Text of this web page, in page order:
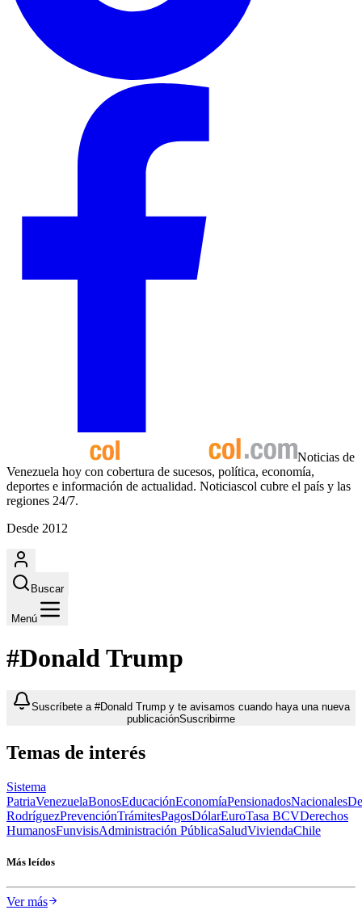
Noticias de
Venezuela hoy con cobertura de sucesos, política, economía,
deportes e información de actualidad. Noticiascol cubre el país y las
regiones 24/7.
Desde 2012
Buscar
Menú
#Donald Trump
Suscríbete a #Donald Trump y te avisamos cuando haya una nueva
publicaciónSuscribirme
Temas de interés
Sistema
PatriaVenezuelaBonosEducaciónEconomíaPensionadosNacionales
RodríguezPrevenciónTrámitesPagosDólarEuroTasa BCVDerechos
HumanosFunvisisAdministración PúblicaSaludViviendaChile
Más leídos
Ver más